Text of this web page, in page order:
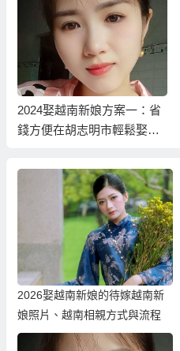
2024娶越南新娘方案一：省
錢方便在胡志明市輕鬆娶越
2026娶越南新娘的待嫁越南新
娘照片、越南相親方式與流程